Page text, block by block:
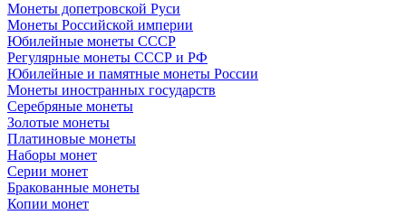
Монеты допетровской Руси
Монеты Российской империи
Юбилейные монеты СССР
Регулярные монеты СССР и РФ
Юбилейные и памятные монеты России
Монеты иностранных государств
Серебряные монеты
Золотые монеты
Платиновые монеты
Наборы монет
Серии монет
Бракованные монеты
Копии монет